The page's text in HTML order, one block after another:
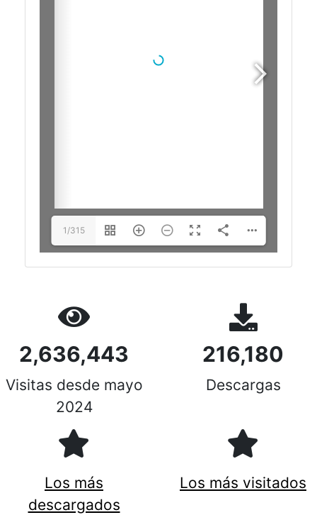
1/315
2,636,443
Visitas desde mayo
2024
216,180
Descargas
Los más
descargados
Los más visitados